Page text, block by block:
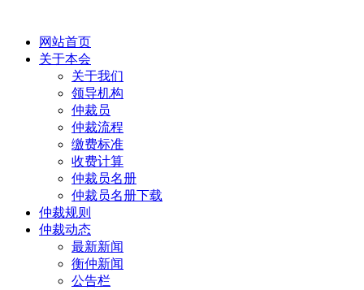
网站首页
关于本会
关于我们
领导机构
仲裁员
仲裁流程
缴费标准
收费计算
仲裁员名册
仲裁员名册下载
仲裁规则
仲裁动态
最新新闻
衡仲新闻
公告栏